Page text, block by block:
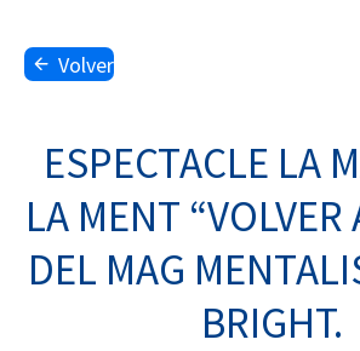
Volver
ESPECTACLE LA
LA MENT “VOLVER
DEL MAG
BRIGHT.